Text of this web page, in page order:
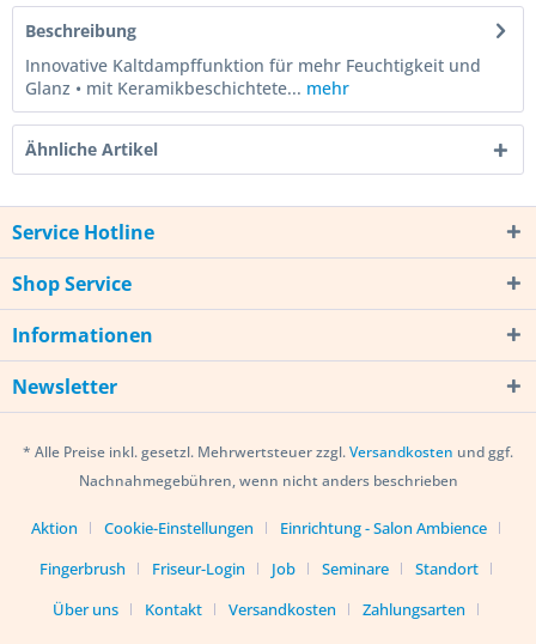
Beschreibung
Innovative Kaltdampffunktion für mehr Feuchtigkeit und
Glanz • mit Keramikbeschichtete... mehr
Ähnliche Artikel
Service Hotline
Shop Service
Informationen
Newsletter
* Alle Preise inkl. gesetzl. Mehrwertsteuer zzgl.Versandkosten und ggf.
Nachnahmegebühren, wenn nicht anders beschrieben
Aktion Cookie-Einstellungen
Einrichtung - Salon Ambience
Fingerbrush
Friseur-Login Job Seminare
Standort
Über uns
Kontakt Versandkosten
Zahlungsarten